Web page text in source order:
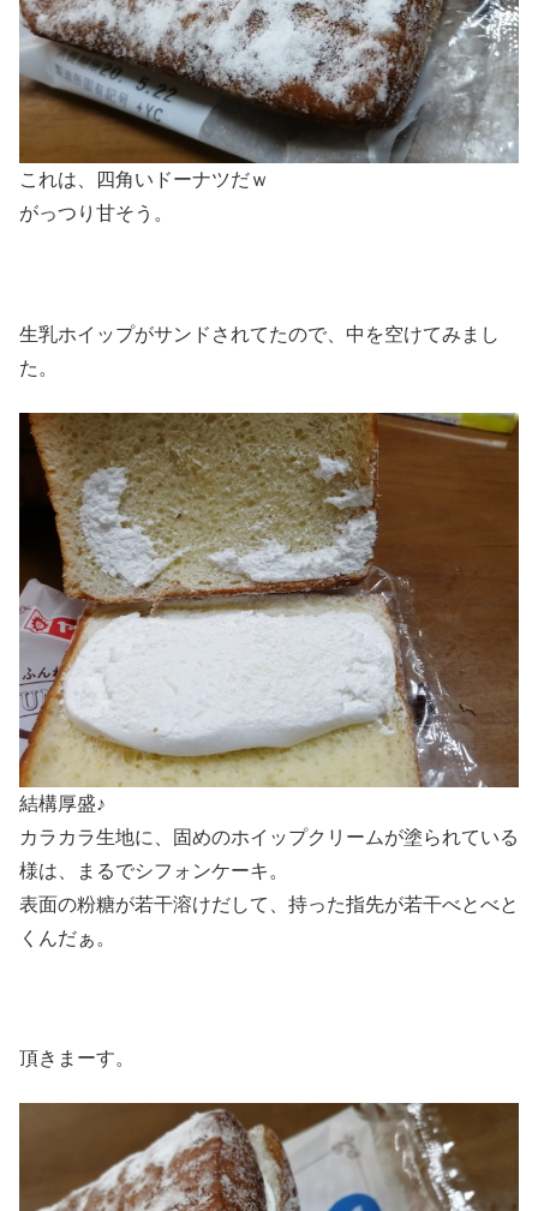
これは、四角いドーナツだｗ
がっつり甘そう。
生乳ホイップがサンドされてたので、中を空けてみまし
た。
結構厚盛♪
カラカラ生地に、固めのホイップクリームが塗られている
様は、まるでシフォンケーキ。
表面の粉糖が若干溶けだして、持った指先が若干べとべと
くんだぁ。
頂きまーす。